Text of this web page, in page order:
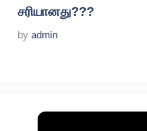
சரியானது???
by admin